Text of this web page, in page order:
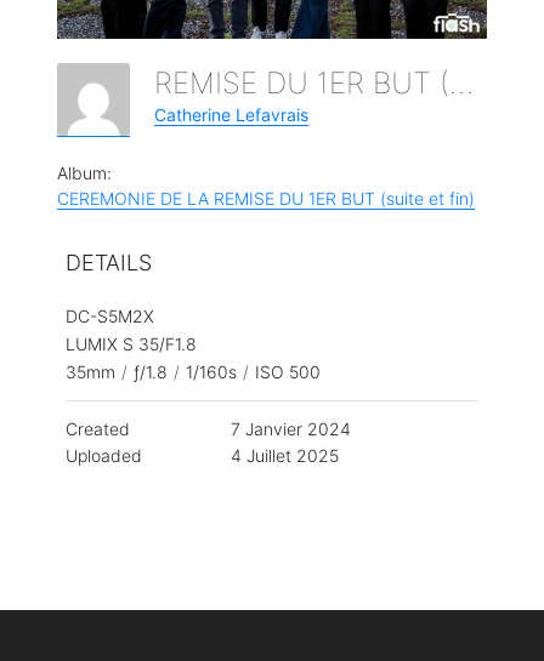
REMISE DU 1ER BUT (8)
Catherine Lefavrais
Album:
CEREMONIE DE LA REMISE DU 1ER BUT (suite et fin)
DETAILS
DC-S5M2X
LUMIX S 35/F1.8
35mm / ƒ/1.8 / 1/160s / ISO 500
Created
7 Janvier 2024
Uploaded
4 Juillet 2025